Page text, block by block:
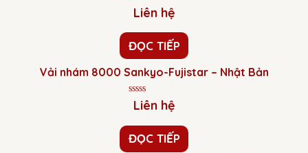
Được
xếp
0
5
sao
Liên hệ
ĐỌC TIẾP
Vải nhám 8000 Sankyo-Fujistar – Nhật Bản
Được
xếp
0
5
sao
Liên hệ
ĐỌC TIẾP